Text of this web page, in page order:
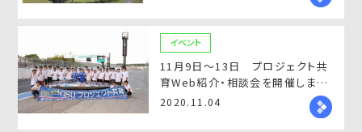
イベント
11月9日～13日 プロジェクト共
育Web紹介・相談会を開催しま
す！
2020.11.04